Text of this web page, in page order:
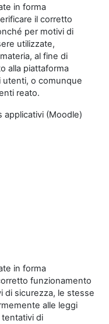
in forma
il corretto
per motivi di
utilizzate,
al fine di
alla piattaforma
utenti, o comunque
reato.
(Moodle)
in forma
funzionamento
di sicurezza, le stesse
alle leggi
di